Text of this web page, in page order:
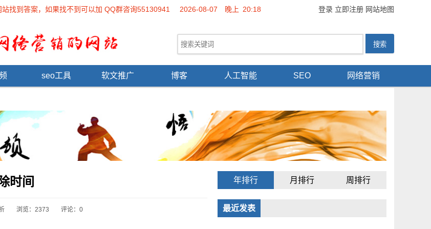
登录 立即注册 网站地图
找到答案，如果找不到可以加 QQ群咨询55130941 2026-08-07 晚上 20:18
seo工具 软文推广 博客 人工智能 SEO 网络营销
时间
浏览：2373 评论：0
年排行 月排行 周排行
最近发表